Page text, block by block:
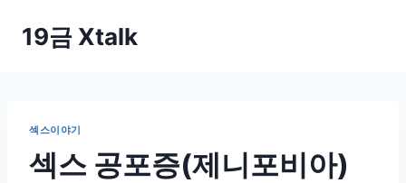
19금 Xtalk
섹스이야기
섹스 공포증(제니포비아)